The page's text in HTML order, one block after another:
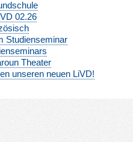
02.26
Studienseminar
Theater
unseren neuen LiVD!